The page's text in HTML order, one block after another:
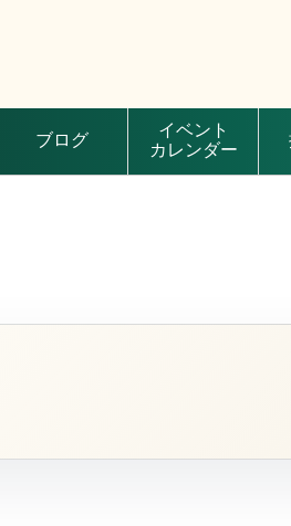
ブログ
イベント
カレンダー